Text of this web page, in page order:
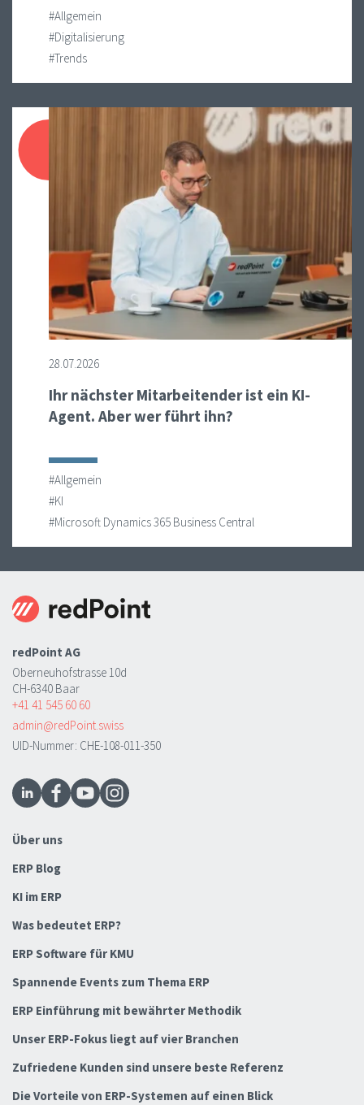
#Allgemein
#Digitalisierung
#Trends
28.07.2026
Ihr nächster Mitarbeitender ist ein KI-
Agent. Aber wer führt ihn?
#Allgemein
#KI
#Microsoft Dynamics 365 Business Central
redPoint AG
Oberneuhofstrasse 10d
CH-6340 Baar
+41 41 545 60 60
admin@redPoint.swiss
UID-Nummer: CHE-108-011-350
Über uns
ERP Blog
KI im ERP
Was bedeutet ERP?
ERP Software für KMU
Spannende Events zum Thema ERP
ERP Einführung mit bewährter Methodik
Unser ERP-Fokus liegt auf vier Branchen
Zufriedene Kunden sind unsere beste Referenz
Die Vorteile von ERP-Systemen auf einen Blick